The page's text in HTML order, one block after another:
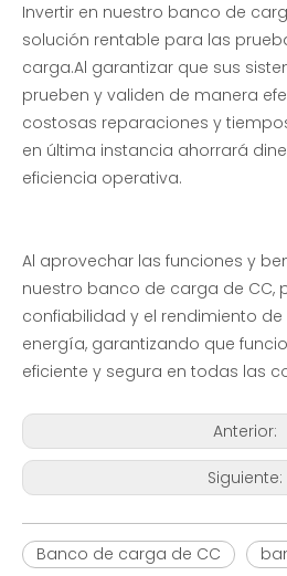
Invertir en nuestro banco de
solución rentable para las
carga.Al garantizar que sus
prueben y validen de manera
costosas reparaciones y
en última instancia ahorrará
eficiencia operativa.
Al aprovechar las funciones y
nuestro banco de carga de CC,
confiabilidad y el rendimiento
energía, garantizando que
eficiente y segura en todas las
Anterior:
Siguiente:
Banco de carga de CC